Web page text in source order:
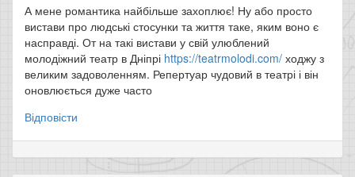
А мене романтика найбільше захоплює! Ну або просто
вистави про людські стосунки та життя таке, яким воно є
насправді. От на такі вистави у свій улюблений
молодіжний театр в Дніпрі https://teatrmolodi.com/ ходжу з
великим задоволенням. Репертуар чудовий в театрі і він
оновлюється дуже часто
Відповісти